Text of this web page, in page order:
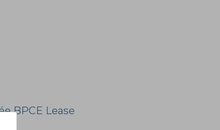
BPCE Lease